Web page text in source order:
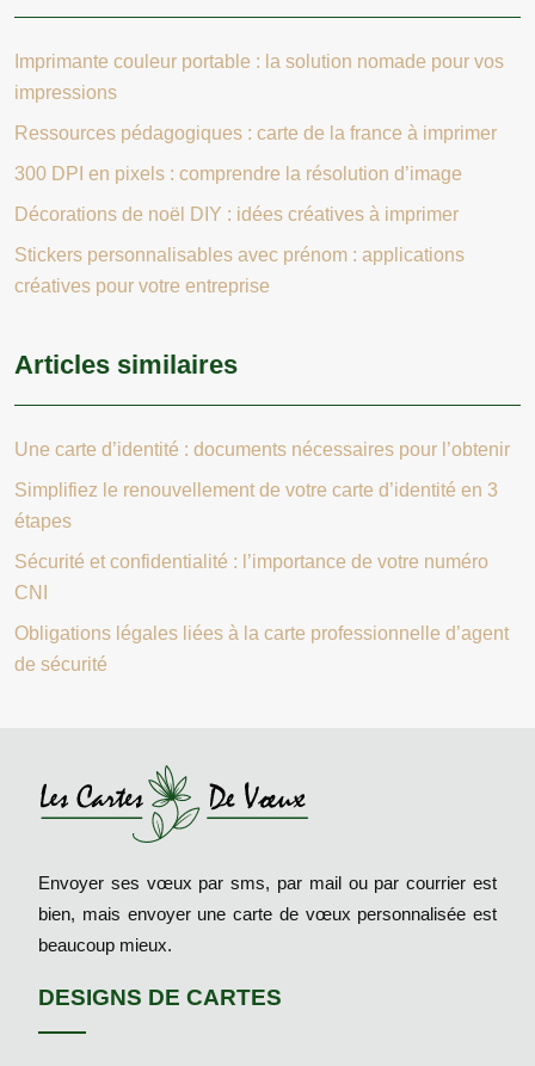
Imprimante couleur portable : la solution nomade pour vos
impressions
Ressources pédagogiques : carte de la france à imprimer
300 DPI en pixels : comprendre la résolution d’image
Décorations de noël DIY : idées créatives à imprimer
Stickers personnalisables avec prénom : applications
créatives pour votre entreprise
Articles similaires
Une carte d’identité : documents nécessaires pour l’obtenir
Simplifiez le renouvellement de votre carte d’identité en 3
étapes
Sécurité et confidentialité : l’importance de votre numéro
CNI
Obligations légales liées à la carte professionnelle d’agent
de sécurité
Envoyer ses vœux par sms, par mail ou par courrier est
bien, mais envoyer une carte de vœux personnalisée est
beaucoup mieux.
DESIGNS DE CARTES